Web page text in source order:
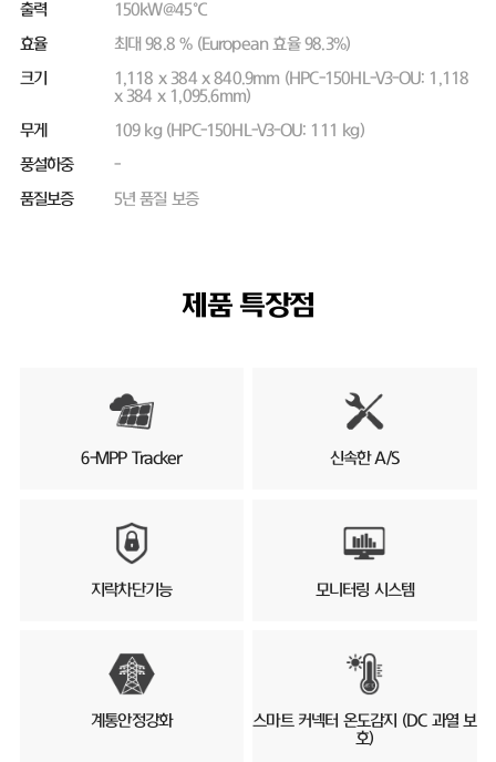
출력
150kW@45℃
효율
최대 98.8 % (European 효율 98.3%)
크기
1,118 x 384 x 840.9mm (HPC-150HL-V3-OU: 1,118
x 384 x 1,095.6mm)
무게
109 kg (HPC-150HL-V3-OU: 111 kg)
풍설하중
-
품질보증
5년 품질 보증
제품 특장점
6-MPP Tracker 신속한 A/S
지락차단기능 모니터링 시스템
계통안정강화
스마트 커넥터 온도감지 (DC 과열 보
호)